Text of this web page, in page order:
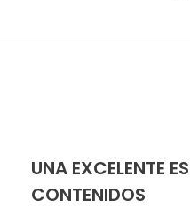
UNA EXCELENTE
CONTENIDOS